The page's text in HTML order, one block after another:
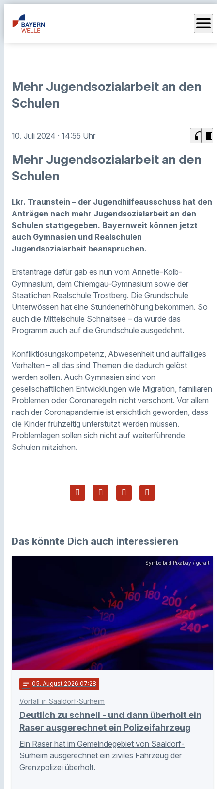
menu
Mehr Jugendsozialarbeit an den
Schulen
10. Juli 2024 · 14:55 Uhr headphones chrome_reader_mode
Mehr Jugendsozialarbeit an den
Schulen
Lkr. Traunstein – der Jugendhilfeausschuss hat den
Anträgen nach mehr Jugendsozialarbeit an den
Schulen stattgegeben. Bayernweit können jetzt
auch Gymnasien und Realschulen
Jugendsozialarbeit beanspruchen.
Erstanträge dafür gab es nun vom Annette-Kolb-
Gymnasium, dem Chiemgau-Gymnasium sowie der
Staatlichen Realschule Trostberg. Die Grundschule
Unterwössen hat eine Stundenerhöhung bekommen. So
auch die Mittelschule Schnaitsee – da wurde das
Programm auch auf die Grundschule ausgedehnt.
Konfliktlösungskompetenz, Abwesenheit und auffälliges
Verhalten – all das sind Themen die dadurch gelöst
werden sollen. Auch Gymnasien sind von
gesellschaftlichen Entwicklungen wie Migration, familiären
Problemen oder Coronaregeln nicht verschont. Vor allem
nach der Coronapandemie ist ersichtlich geworden, dass
die Kinder frühzeitig unterstützt werden müssen.
Problemlagen sollen sich nicht auf weiterführende
Schulen mitziehen.
Das könnte Dich auch interessieren
Symbolbild Pixabay / geralt
notes 05. August 2026 07:28
Vorfall in Saaldorf-Surheim
Deutlich zu schnell - und dann überholt ein
Raser ausgerechnet ein Polizeifahrzeug
Ein Raser hat im Gemeindegebiet von Saaldorf-
Surheim ausgerechnet ein ziviles Fahrzeug der
Grenzpolizei überholt.